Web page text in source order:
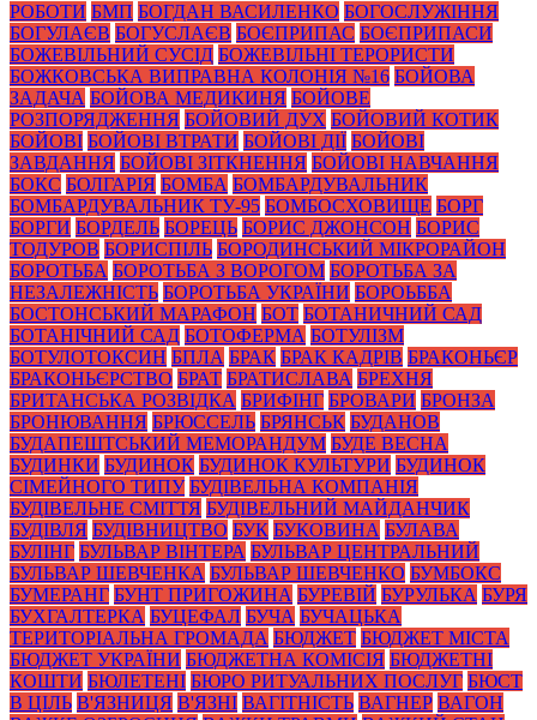
РОБОТИ БМП БОГДАН ВАСИЛЕНКО БОГОСЛУЖІННЯ
БОГУЛАЄВ БОГУСЛАЄВ БОЄПРИПАС БОЄПРИПАСИ
БОЖЕВІЛЬНИЙ СУСІД БОЖЕВІЛЬНІ ТЕРОРИСТИ
БОЖКОВСЬКА ВИПРАВНА КОЛОНІЯ №16 БОЙОВА
ЗАДАЧА БОЙОВА МЕДИКИНЯ БОЙОВЕ
РОЗПОРЯДЖЕННЯ БОЙОВИЙ ДУХ БОЙОВИЙ КОТИК
БОЙОВІ БОЙОВІ ВТРАТИ БОЙОВІ ДІЇ БОЙОВІ
ЗАВДАННЯ БОЙОВІ ЗІТКНЕННЯ БОЙОВІ НАВЧАННЯ
БОКС БОЛГАРІЯ БОМБА БОМБАРДУВАЛЬНИК
БОМБАРДУВАЛЬНИК ТУ-95 БОМБОСХОВИЩЕ БОРГ
БОРГИ БОРДЕЛЬ БОРЕЦЬ БОРИС ДЖОНСОН БОРИС
ТОДУРОВ БОРИСПІЛЬ БОРОДИНСЬКИЙ МІКРОРАЙОН
БОРОТЬБА БОРОТЬБА З ВОРОГОМ БОРОТЬБА ЗА
НЕЗАЛЕЖНІСТЬ БОРОТЬБА УКРАЇНИ БОРОЬББА
БОСТОНСЬКИЙ МАРАФОН БОТ БОТАНИЧНИЙ САД
БОТАНІЧНИЙ САД БОТОФЕРМА БОТУЛІЗМ
БОТУЛОТОКСИН БПЛА БРАК БРАК КАДРІВ БРАКОНЬЄР
БРАКОНЬЄРСТВО БРАТ БРАТИСЛАВА БРЕХНЯ
БРИТАНСЬКА РОЗВІДКА БРИФІНГ БРОВАРИ БРОНЗА
БРОНЮВАННЯ БРЮССЕЛЬ БРЯНСЬК БУДАНОВ
БУДАПЕШТСЬКИЙ МЕМОРАНДУМ БУДЕ ВЕСНА
БУДИНКИ БУДИНОК БУДИНОК КУЛЬТУРИ БУДИНОК
СІМЕЙНОГО ТИПУ БУДІВЕЛЬНА КОМПАНІЯ
БУДІВЕЛЬНЕ СМІТТЯ БУДІВЕЛЬНИЙ МАЙДАНЧИК
БУДІВЛЯ БУДІВНИЦТВО БУК БУКОВИНА БУЛАВА
БУЛІНГ БУЛЬВАР ВІНТЕРА БУЛЬВАР ЦЕНТРАЛЬНИЙ
БУЛЬВАР ШЕВЧЕНКА БУЛЬВАР ШЕВЧЕНКО БУМБОКС
БУМЕРАНГ БУНТ ПРИГОЖИНА БУРЕВІЙ БУРУЛЬКА БУРЯ
БУХГАЛТЕРКА БУЦЕФАЛ БУЧА БУЧАЦЬКА
ТЕРИТОРІАЛЬНА ГРОМАДА БЮДЖЕТ БЮДЖЕТ МІСТА
БЮДЖЕТ УКРАЇНИ БЮДЖЕТНА КОМІСІЯ БЮДЖЕТНІ
КОШТИ БЮЛЕТЕНІ БЮРО РИТУАЛЬНИХ ПОСЛУГ БЮСТ
В ЦІЛЬ В'ЯЗНИЦЯ В'ЯЗНІ ВАГІТНІСТЬ ВАГНЕР ВАГОН